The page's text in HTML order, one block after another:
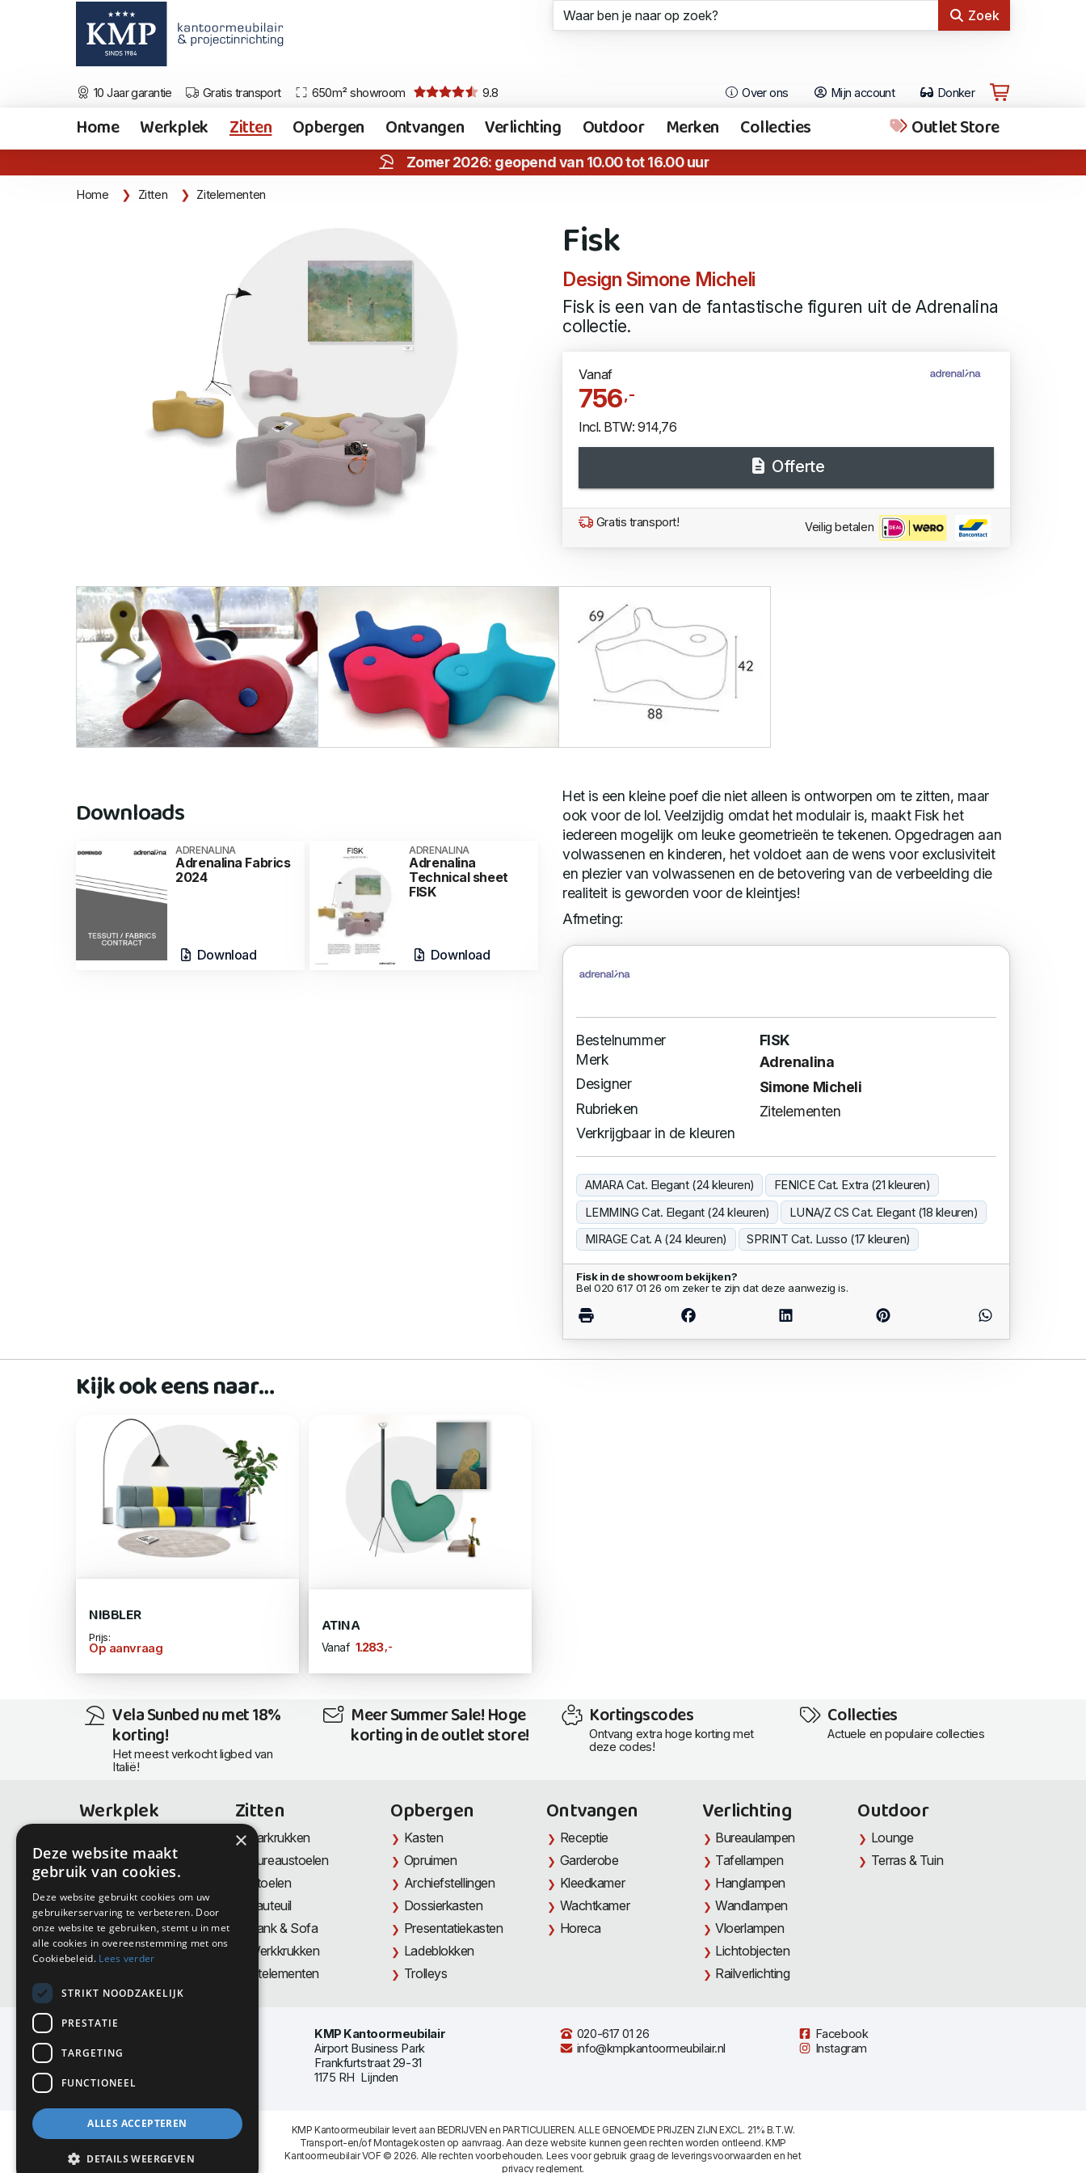
Zoek
10 Jaar garantie Gratis transport 650m² showroom 9.8 Over ons Mijn account Donker
Home Werkplek Zitten Opbergen Ontvangen Verlichting Outdoor Merken Collecties Outlet Store
Zomer 2026: geopend van 10.00 tot 16.00 uur
Home Zitten Zitelementen
Fisk
Design Simone Micheli
Fisk is een van de fantastische figuren uit de Adrenalina
collectie.
Vanaf
756,-
Incl. BTW: 914,76
Offerte
Gratis transport! Veilig betalen
Downloads
ADRENALINA
Adrenalina Fabrics
2024
Download
ADRENALINA
Adrenalina
Technical sheet
FISK
Download
Het is een kleine poef die niet alleen is ontworpen om te zitten, maar
ook voor de lol. Veelzijdig omdat het modulair is, maakt Fisk het
iedereen mogelijk om leuke geometrieën te tekenen. Opgedragen aan
volwassenen en kinderen, het voldoet aan de wens voor exclusiviteit
en plezier van volwassenen en de betovering van de verbeelding die
realiteit is geworden voor de kleintjes!
Afmeting:
Bestelnummer
FISK
Merk
Adrenalina
Designer
Simone Micheli
Rubrieken
Zitelementen
Verkrijgbaar in de kleuren
AMARA Cat. Elegant (24 kleuren)
FENICE Cat. Extra (21 kleuren)
LEMMING Cat. Elegant (24 kleuren)
LUNA/Z CS Cat. Elegant (18 kleuren)
MIRAGE Cat. A (24 kleuren)
SPRINT Cat. Lusso (17 kleuren)
Fisk in de showroom bekijken?
Bel 020 617 01 26 om zeker te zijn dat deze aanwezig is.
Kijk ook eens naar…
NIBBLER
Prijs:
Op aanvraag
ATINA
Vanaf 1.283 ,-
Vela Sunbed nu met 18%
korting!
Het meest verkocht ligbed van
Italië!
Meer Summer Sale! Hoge
korting in de outlet store!
Kortingscodes
Ontvang extra hoge korting met
deze codes!
Collecties
Actuele en populaire collecties
Werkplek
Thuiswerkplek
Zit-Sta bureaus
Directiemeubilair
Akoestiek & Privacy
Tafels
Zitten
Barkrukken
Bureaustoelen
Stoelen
Fauteuil
Bank & Sofa
Werkkrukken
Zitelementen
Opbergen
Kasten
Opruimen
Archiefstellingen
Dossierkasten
Presentatiekasten
Ladeblokken
Trolleys
Ontvangen
Receptie
Garderobe
Kleedkamer
Wachtkamer
Horeca
Verlichting
Bureaulampen
Tafellampen
Hanglampen
Wandlampen
Vloerlampen
Lichtobjecten
Railverlichting
Outdoor
Lounge
Terras & Tuin
KMP Kantoormeubilair
Airport Business Park
Frankfurtstraat 29-31
1175 RH Lijnden
020-617 01 26
info@kmpkantoormeubilair.nl
Facebook
Instagram
KMP Kantoormeubilair levert aan BEDRIJVEN en PARTICULIEREN. ALLE GENOEMDE PRIJZEN ZIJN EXCL. 21% B.T.W.
Transport-en/of Montagekosten op aanvraag. Aan deze website kunnen geen rechten worden ontleend. KMP
Kantoormeubilair VOF © 2026. Alle rechten voorbehouden. Lees voor gebruik graag de leveringsvoorwaarden en het
privacy reglement.
×
Deze website maakt
gebruik van cookies.
Deze website gebruikt cookies om uw
gebruikerservaring te verbeteren. Door
onze website te gebruiken, stemt u in met
alle cookies in overeenstemming met ons
Cookiebeleid. Lees verder
STRIKT NOODZAKELIJK
PRESTATIE
TARGETING
FUNCTIONEEL
ALLES ACCEPTEREN
DETAILS WEERGEVEN